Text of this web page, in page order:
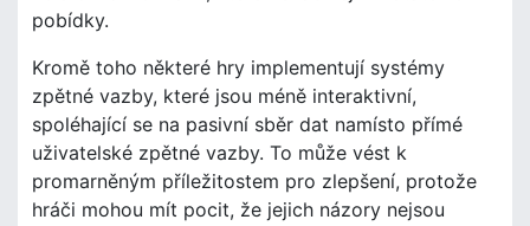
pobídky.
Kromě toho některé hry implementují systémy
zpětné vazby, které jsou méně interaktivní,
spoléhající se na pasivní sběr dat namísto přímé
uživatelské zpětné vazby. To může vést k
promarněným příležitostem pro zlepšení, protože
hráči mohou mít pocit, že jejich názory nejsou